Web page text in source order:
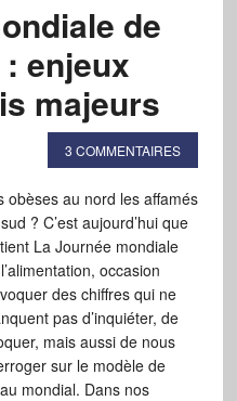
de
enjeux
majeurs
3 COMMENTAIRES
obèses au nord les affamés
? C’est aujourd’hui que
La Journée mondiale
occasion
des chiffres qui ne
pas d’inquiéter, de
mais aussi de nous
sur le modèle de
mondial. Dans nos